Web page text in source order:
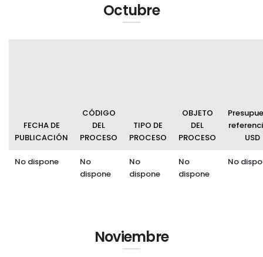
Octubre
FECHA DE
PUBLICACIÓN
CÓDIGO
DEL
PROCESO
TIPO DE
PROCESO
OBJETO
DEL
PROCESO
USD
No dispone
No
dispone
No
dispone
No
dispone
No
Noviembre